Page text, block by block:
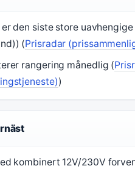
den siste store
(Prisradar
rangering månedlig (
)
kombinert 12V/230V